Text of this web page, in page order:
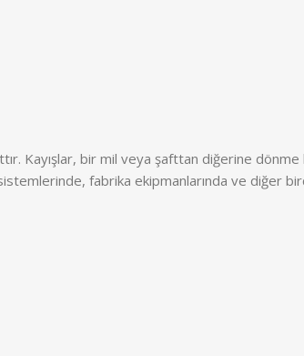
Kayışlar, bir mil veya şafttan diğerine
fabrika ekipmanlarında ve diğer